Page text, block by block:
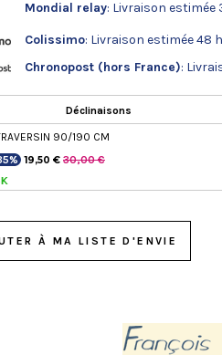
Mondial relay: Livraison estimée
Colissimo: Livraison estimée 48
Chronopost (hors France):
Déclinaisons
90/190 CM
19,50 € 30,00 €
À MA LISTE D'ENVIE